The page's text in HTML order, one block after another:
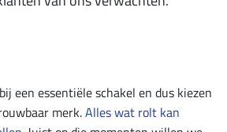
een essentiële schakel en dus kiezen
merk.Alles wat rolt kan